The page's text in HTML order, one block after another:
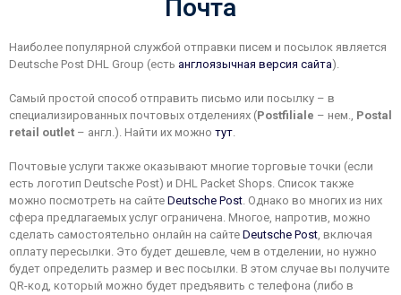
Почта
Наиболее популярной службой отправки писем и посылок является
Deutsche Post DHL Group (есть англоязычная версия сайта).
Самый простой способ отправить письмо или посылку – в
специализированных почтовых отделениях (Postfiliale – нем., Postal
retail outlet – англ.). Найти их можно тут.
Почтовые услуги также оказывают многие торговые точки (если
есть логотип Deutsche Post) и DHL Packet Shops. Список также
можно посмотреть на сайте Deutsche Post. Однако во многих из них
сфера предлагаемых услуг ограничена. Многое, напротив, можно
сделать самостоятельно онлайн на сайте Deutsche Post, включая
оплату пересылки. Это будет дешевле, чем в отделении, но нужно
будет определить размер и вес посылки. В этом случае вы получите
QR-код, который можно будет предъявить с телефона (либо в